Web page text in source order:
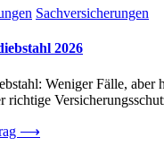
Sachversicherungen
2026
Weniger Fälle, aber
richtige
⟶